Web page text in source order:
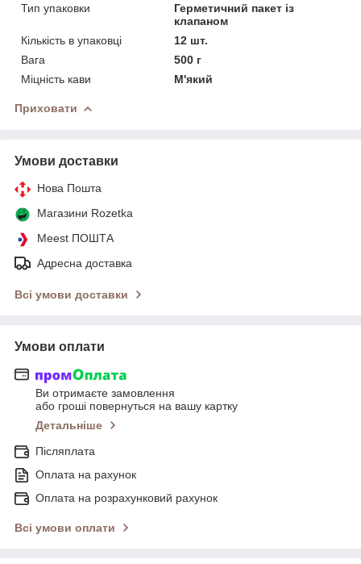
Тип упаковки
Герметичний пакет із
клапаном
Кількість в упаковці
12 шт.
Вага
500 г
Міцність кави
М'який
Приховати
Умови доставки
Нова Пошта
Магазини Rozetka
Meest ПОШТА
Адресна доставка
Всі умови доставки
Умови оплати
Ви отримаєте замовлення
або гроші повернуться на вашу картку
Детальніше
Післяплата
Оплата на рахунок
Оплата на розрахунковий рахунок
Всі умови оплати